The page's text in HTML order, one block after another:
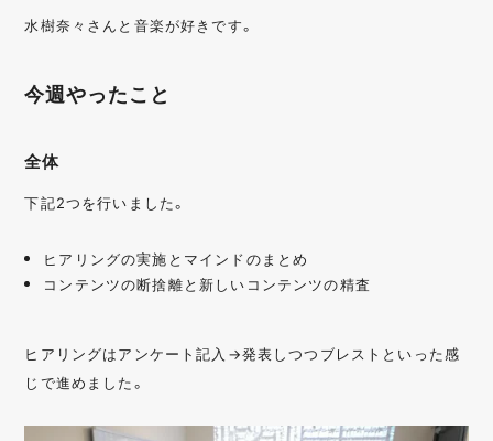
水樹奈々さんと音楽が好きです。
今週やったこと
全体
下記2つを行いました。
ヒアリングの実施とマインドのまとめ
コンテンツの断捨離と新しいコンテンツの精査
ヒアリングはアンケート記入→発表しつつブレストといった感
じで進めました。